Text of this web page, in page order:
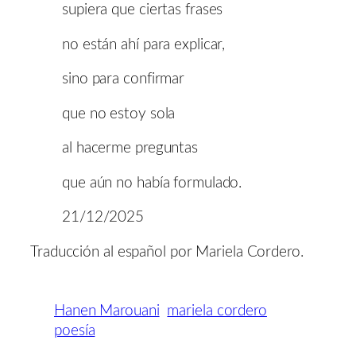
supiera que ciertas frases
no están ahí para explicar,
sino para confirmar
que no estoy sola
al hacerme preguntas
que aún no había formulado.
21/12/2025
Traducción al español por Mariela Cordero.
Hanen Marouani mariela cordero
poesía